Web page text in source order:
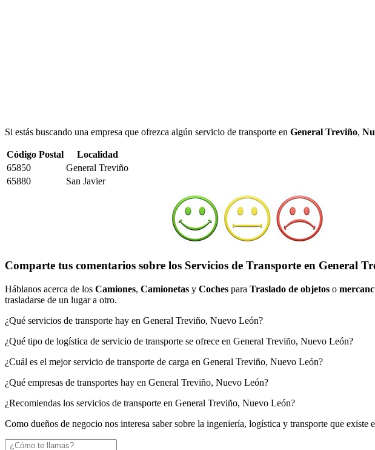
Si estás buscando una empresa que ofrezca algún servicio de transporte en General Treviño,
Código Postal
Localidad
65850
General Treviño
65880
San Javier
Comparte tus comentarios sobre los Servicios de Transporte en General
Háblanos acerca de los Camiones, Camionetas y Coches para Traslado de objetos o
trasladarse de un lugar a otro.
¿Qué servicios de transporte hay en General Treviño, Nuevo León?
¿Qué tipo de logística de servicio de transporte se ofrece en General Treviño, Nuevo León?
¿Cuál es el mejor servicio de transporte de carga en General Treviño, Nuevo León?
¿Qué empresas de transportes hay en General Treviño, Nuevo León?
¿Recomiendas los servicios de transporte en General Treviño, Nuevo León?
Como dueños de negocio nos interesa saber sobre la ingeniería, logística y transporte que